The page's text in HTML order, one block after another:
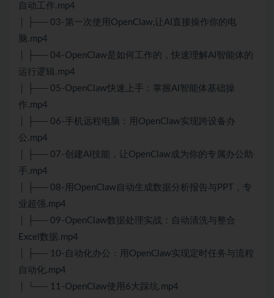
自动工作.mp4
│ ├── 03-第一次使用OpenClaw,让AI直接操作你的电
脑.mp4
│ ├── 04-OpenClaw是如何工作的，快速理解AI智能体的
运行逻辑.mp4
│ ├── 05-OpenClaw快速上手：掌握AI智能体基础操
作.mp4
│ ├── 06-手机远程电脑：用OpenClaw实现跨设备办
公.mp4
│ ├── 07-创建AI技能，让OpenClaw成为你的专属办公助
手.mp4
│ ├── 08-用OpenClaw自动生成数据分析报告与PPT，专
业超强.mp4
│ ├── 09-OpenClaw数据处理实战：自动清洗与整合
Excel数据.mp4
│ ├── 10-自动化办公：用OpenClaw实现定时任务与流程
自动化.mp4
│ └── 11-OpenClaw使用6大踩坑.mp4